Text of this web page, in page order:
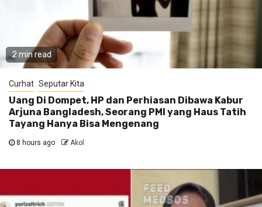
2 min read
Curhat Seputar Kita
Uang Di Dompet, HP dan Perhiasan Dibawa Kabur
Arjuna Bangladesh, Seorang PMI yang Haus Tatih
Tayang Hanya Bisa Mengenang
8 hours ago Akol